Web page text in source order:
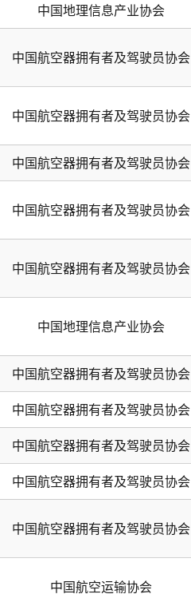
中国地理信息产业协会
中国航空器拥有者及驾驶员协会
中国航空器拥有者及驾驶员协会
中国航空器拥有者及驾驶员协会
中国航空器拥有者及驾驶员协会
中国航空器拥有者及驾驶员协会
中国地理信息产业协会
中国航空器拥有者及驾驶员协会
中国航空器拥有者及驾驶员协会
中国航空器拥有者及驾驶员协会
中国航空器拥有者及驾驶员协会
中国航空器拥有者及驾驶员协会
中国航空运输协会